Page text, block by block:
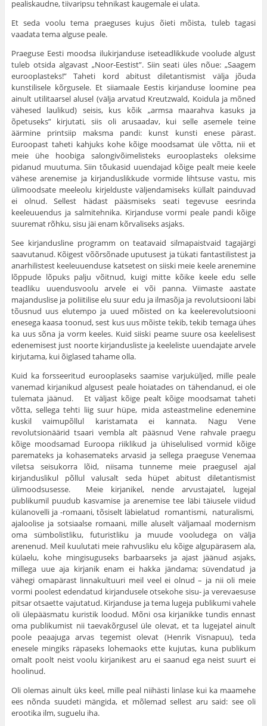
pealiskaudne, tiivaripsu tehnikast kaugemale ei ulata.
Et seda voolu tema praeguses kujus õieti mõista, tuleb tagasi
vaadata tema alguse peale.
Praeguse Eesti moodsa ilukirjanduse iseteadlikkude voolude algust
tuleb otsida algavast „Noor-Eestist”. Siin seati üles nõue: „Saagem
eurooplasteks!” Taheti kord abitust diletantismist välja jõuda
kunstilisele kõrgusele. Et siiamaale Eestis kirjanduse loomine pea
ainult utili­taarsel alusel (välja arvatud Kreutzwald, Koidula ja mõned
vähesed laulikud) seisis, kus kõik „armsa maarahva kasuks ja
õpetuseks” kirjutati, siis oli arusaadav, kui selle asemele teine
äärmine printsiip maksma pandi: kunst kunsti enese pärast.
Euroopast taheti kahjuks kohe kõige moodsamat üle võtta, nii et
meie ühe hoobiga salongivõimelisteks eurooplasteks oleksime
pidanud muutuma. Siin tõukasid uuendajad kõige pealt meie keele
vähese arenemise ja kirjanduslikkude vormide lihtsuse vastu, mis
ülimoodsate meeleolu kirjelduste väljendamiseks küllalt painduvad
ei olnud. Sellest hädast pääsmiseks seati tegevuse eesrinda
keeleuuendus ja salmitehnika. Kirjanduse vormi peale pandi kõige
suuremat rõhku, sisu jäi enam kõrvaliseks asjaks.
See kirjandusline programm on teatavaid silmapaist­vaid tagajärgi
saavutanud. Kõigest võõrsõnade uputusest ja tükati fantastilistest ja
anarhilistest keeleuuenduse katsetest on siiski meie keele arenemine
lõppude lõpuks palju võitnud, kuigi mitte kõike keele edu selle
teadliku uuendusvoolu arvele ei või panna. Viimaste aastate
majanduslise ja poliitilise elu suur edu ja ilmasõja ja revolutsiooni läbi
tõusnud uus elutempo ja uued mõisted on ka keelerevolutsiooni
enesega kaasa toonud, sest kus uus mõiste tekib, tekib temaga ühes
ka uus sõna ja vorm keeles. Kuid siiski peame suure osa keelelisest
edene­misest just noorte kirjandusliste ja keeleliste uuendajate arvele
kirjutama, kui õiglased tahame olla.
Kuid ka forsseeritud eurooplaseks saamise varjuküljed, mille peale
vanemad kirjanikud algusest peale hoiatades on tähendanud, ei ole
tulemata jäänud. Et väljast kõige pealt kõige moodsamat taheti
võtta, sellega tehti liig suur hüpe, mida asteastmeline edenemine
kuskil vaimupõllul karistamata ei kannata. Nagu Vene
revolutsionäärid tsaari vembla alt pääsnud Vene rahvale praegu
kõige moodsamad Euroopa riiklikud ja ühiselulised vormid kõige
paremateks ja kohasemateks arvasid ja sellega praeguse Venemaa
viletsa seisukorra lõid, niisama tunneme meie praegusel ajal
kirjanduslikul põllul valusalt seda hüpet abitust diletantismist
ülimoodsusesse. Meie kirjanikel, nende arvus­tajatel, lugejal
publikumil puudub kasvamise ja arenemise tee läbi täiusele viidud
külanovelli ja -romaani, tõsiselt läbi­elatud romantismi, naturalismi,
ajaloolise ja sotsiaalse romaani, mille aluselt väljamaal modernism
oma sümbo­listliku, futuristliku ja muude vooludega on välja
arenenud. Meil kuulutati meie rahvusliku elu kõige algupärasem ala,
külaelu, kohe mingisuguseks barbaarseks ja ajast jäänud asjaks,
millega uue aja kirjanik enam ei hakka jändama; süvendatud ja
vähegi omapärast linnakultuuri meil veel ei olnud – ja nii oli meie
vormi poolest edendatud kirjandu­sele otsekohe sisu- ja verevaesuse
pitsar otsaette vajutatud. Kirjanduse ja tema lugeja publikumi vahele
oli ülepääsmatu kuristik loodud. Mõni osa kirjanikke tundis ennast
oma publikumist nii taevakõrgusel üle olevat, et ta lugejatel ainult
poole peaajuga arvas tegemist olevat (Henrik Visna­puu), teda
enesele mingiks räpaseks lohemaoks ette kujutas, kuna publikum
omalt poolt neist voolu kirjanikest aru ei saanud ega neist suurt ei
hoolinud.
Oli olemas ainult üks keel, mille peal niihästi lin­lase kui ka maamehe
ees nõnda suudeti mängida, et mõlemad sellest aru said: see oli
erootika ilm, suguelu iha.